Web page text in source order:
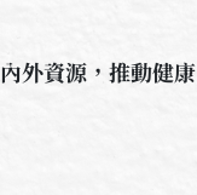
外資源，推動健康